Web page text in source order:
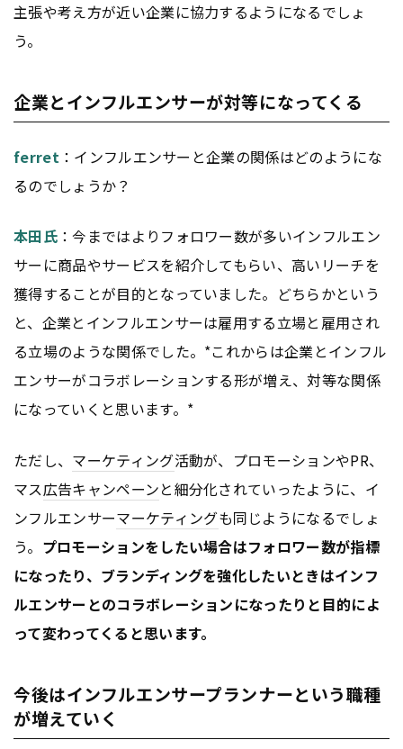
主張や考え方が近い企業に協力するようになるでしょ
う。
企業とインフルエンサーが対等になってくる
ferret ：インフルエンサーと企業の関係はどのようにな
るのでしょうか？
本田氏：今まではよりフォロワー数が多いインフルエン
サーに商品やサービスを紹介してもらい、高いリーチを
獲得することが目的となっていました。どちらかという
と、企業とインフルエンサーは雇用する立場と雇用され
る立場のような関係でした。*これからは企業とインフル
エンサーがコラボレーションする形が増え、対等な関係
になっていくと思います。*
ただし、 マーケティング活動が、プロモーションやPR、
マス広告キャンペーンと細分化されていったように、イ
ンフルエンサーマーケティングも同じようになるでしょ
う。 プロモーションをしたい場合はフォロワー数が指標
になったり、ブランディングを強化したいときはインフ
ルエンサーとのコラボレーションになったりと目的によ
って変わってくると思います。
今後はインフルエンサープランナーという職種
が増えていく